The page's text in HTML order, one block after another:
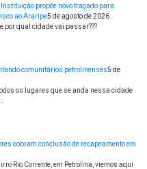
Instituição propõe novo traçado para
ao Araripe5 de agosto de 2026
por qual cidade vai passar???
comunitários petrolinenses5 de
os lugares que se anda nessa cidade
cobram conclusão de recapeamento em
Rio Corrente, em Petrolina, viemos aqui